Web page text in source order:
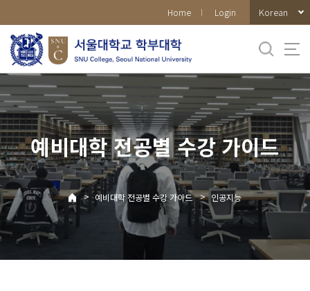
메뉴
Home Login Korean
예비대학 전공별 수강 가이드
> 예비대학 전공별 수강 가이드 > 인공지능